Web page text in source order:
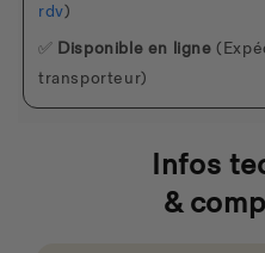
rdv)
✅ Disponible en ligne
transporteur)
Infos
&